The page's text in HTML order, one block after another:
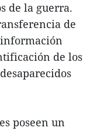
de la guerra.
de
de los
poseen un